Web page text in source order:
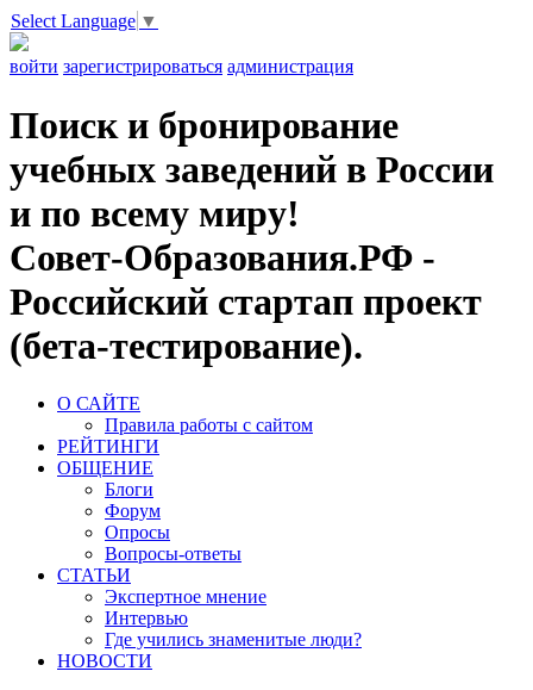
Select Language ▼
войти зарегистрироваться администрация
Поиск и бронирование
учебных заведений в России
и по всему миру!
Совет-Образования.РФ -
Российский стартап проект
(бета-тестирование).
О САЙТЕ
Правила работы с сайтом
РЕЙТИНГИ
ОБЩЕНИЕ
Блоги
Форум
Опросы
Вопросы-ответы
СТАТЬИ
Экспертное мнение
Интервью
Где учились знаменитые люди?
НОВОСТИ